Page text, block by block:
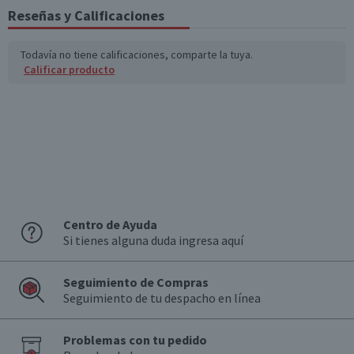
(g)
*Ingesta de referencia de un adulto promedio (8400 kj / 2000 kcal)
Reseñas y Calificaciones
Todavía no tiene calificaciones, comparte la tuya.
Calificar producto
Centro de Ayuda
Si tienes alguna duda ingresa aquí
Seguimiento de Compras
Seguimiento de tu despacho en línea
Problemas con tu pedido